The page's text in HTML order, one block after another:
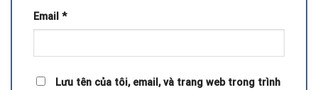
Email *
Lưu tên của tôi, email, và trang web trong trình